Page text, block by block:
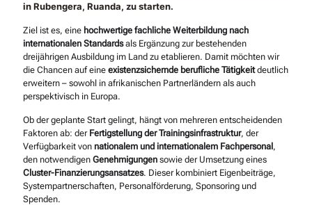
inRubengera, Ruanda, zu starten.
Ziel ist es, eine hochwertige fachliche Weiterbildung nach
internationalen Standardsals Ergänzung zur bestehenden
dreijährigen Ausbildung im Land zu etablieren. Damit möchten wir
die Chancen auf eine existenzsichernde berufliche Tätigkeitdeutlich
erweitern – sowohl in afrikanischen Partnerländern als auch
perspektivisch in Europa.
Ob der geplante Start gelingt, hängt von mehreren entscheidenden
Faktoren ab: der Fertigstellung der Trainingsinfrastruktur, der
Verfügbarkeit von nationalem und internationalem Fachpersonal ,
den notwendigen Genehmigungen sowie der Umsetzung eines
Cluster-Finanzierungsansatzes. Dieser kombiniert Eigenbeiträge,
Systempartnerschaften, Personalförderung, Sponsoring und
Spenden.